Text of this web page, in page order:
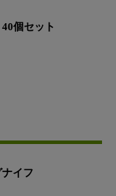
個セット
イフ